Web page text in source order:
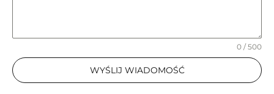
0 / 500
WYŚLIJ WIADOMOŚĆ